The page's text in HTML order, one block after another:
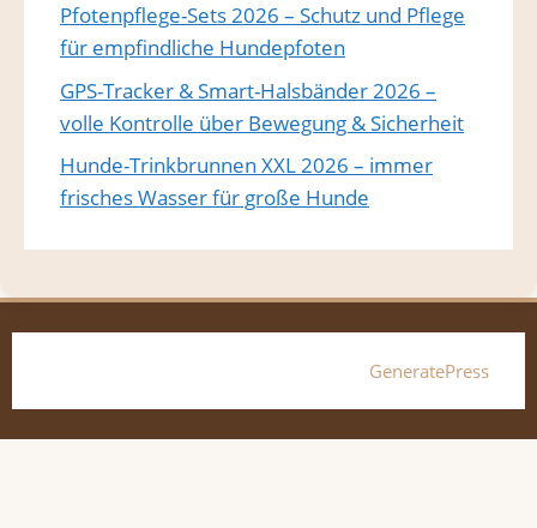
Pfotenpflege-Sets 2026 – Schutz und Pflege
für empfindliche Hundepfoten
GPS-Tracker & Smart-Halsbänder 2026 –
volle Kontrolle über Bewegung & Sicherheit
Hunde-Trinkbrunnen XXL 2026 – immer
frisches Wasser für große Hunde
GeneratePress